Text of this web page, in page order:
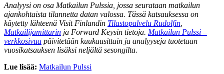
Analyysi on osa Matkailun Pulssia, jossa seurataan matkailun
ajankohtaista tilannetta datan valossa. Tässä katsauksessa on
käytetty lähteenä Visit Finlandin Tilastopalvelu Rudolfin
Matkailijamittarin ja Forward Keysin tietoja. Matkailun Pulssi –
verkkosivua päivitetään kuukausittain ja analyyseja tuotetaan
vuosikatsauksen lisäksi neljältä sesongilta.
Lue lisää: Matkailun Pulssi